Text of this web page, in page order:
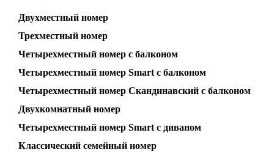
Двухместный номер
Трехместный номер
Четырехместный номер с балконом
Четырехместный номер Smart с балконом
Четырехместный номер Скандинавский с балконом
Двухкомнатный номер
Четырехместный номер Smart с диваном
Классический семейный номер